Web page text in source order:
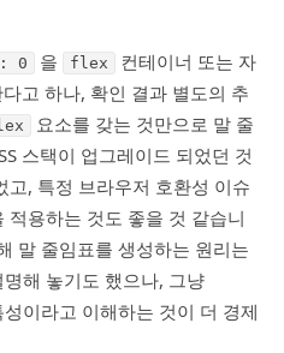
0 을 flex
컨테이너 또는 자
고 하나, 확인 결과 별도의 추
요소를 갖는 것만으로 말 줄
스택이 업그레이드 되었던 것
고, 특정 브라우저 호환성 이슈
용하는 것도 좋을 것 같습니
말 줄임표를 생성하는 원리는
해 놓기도 했으나, 그냥
이라고 이해하는 것이 더 경제